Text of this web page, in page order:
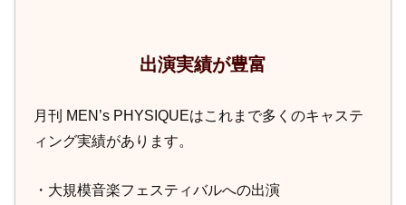
出演実績が豊富
月刊 MEN’s PHYSIQUEはこれまで多くのキャステ
ィング実績があります。
・大規模音楽フェスティバルへの出演